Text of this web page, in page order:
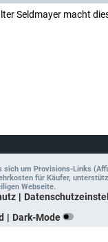
Seldmayer macht
um Provisions-Links
für Käufer,
Webseite.
Dark-Mode